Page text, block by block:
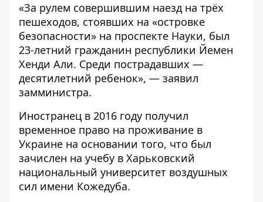
«За рулем совершившим наезд на трёх
пешеходов, стоявших на «островке
безопасности» на проспекте Науки, был
23-летний гражданин республики Йемен
Хенди Али. Среди пострадавших —
десятилетний ребенок», — заявил
замминистра.
Иностранец в 2016 году получил
временное право на проживание в
Украине на основании того, что был
зачислен на учебу в Харьковский
национальный университет воздушных
сил имени Кожедуба.